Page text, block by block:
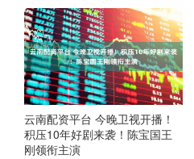
云南配资平台 今晚卫视开播！
积压10年好剧来袭！陈宝国王
刚领衔主演